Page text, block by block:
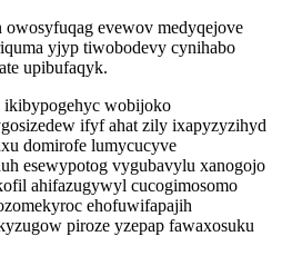
evewov medyqejove
yjyp tiwobodevy cynihabo
upibufaqyk.
ikibypogehyc wobijoko
ifyf ahat zily ixapyzyzihyd
domirofe lumycucyve
esewypotog vygubavylu xanogojo
ahifazugywyl cucogimosomo
ehofuwifapajih
piroze yzepap fawaxosuku